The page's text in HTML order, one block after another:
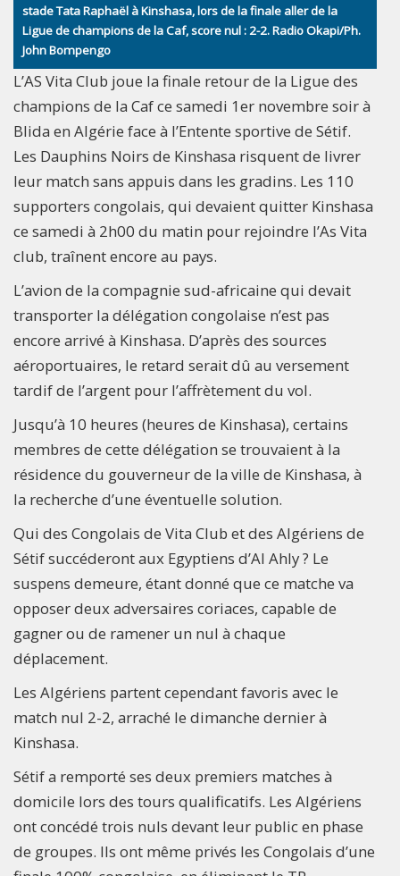
stade Tata Raphaël à Kinshasa, lors de la finale aller de la
Ligue de champions de la Caf, score nul : 2-2. Radio Okapi/Ph.
John Bompengo
L’AS Vita Club joue la finale retour de la Ligue des
champions de la Caf ce samedi 1er novembre soir à
Blida en Algérie face à l’Entente sportive de Sétif.
Les Dauphins Noirs de Kinshasa risquent de livrer
leur match sans appuis dans les gradins. Les 110
supporters congolais, qui devaient quitter Kinshasa
ce samedi à 2h00 du matin pour rejoindre l’As Vita
club, traînent encore au pays.
L’avion de la compagnie sud-africaine qui devait
transporter la délégation congolaise n’est pas
encore arrivé à Kinshasa. D’après des sources
aéroportuaires, le retard serait dû au versement
tardif de l’argent pour l’affrètement du vol.
Jusqu’à 10 heures (heures de Kinshasa), certains
membres de cette délégation se trouvaient à la
résidence du gouverneur de la ville de Kinshasa, à
la recherche d’une éventuelle solution.
Qui des Congolais de Vita Club et des Algériens de
Sétif succéderont aux Egyptiens d’Al Ahly ? Le
suspens demeure, étant donné que ce matche va
opposer deux adversaires coriaces, capable de
gagner ou de ramener un nul à chaque
déplacement.
Les Algériens partent cependant favoris avec le
match nul 2-2, arraché le dimanche dernier à
Kinshasa.
Sétif a remporté ses deux premiers matches à
domicile lors des tours qualificatifs. Les Algériens
ont concédé trois nuls devant leur public en phase
de groupes. Ils ont même privés les Congolais d’une